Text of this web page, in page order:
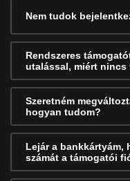
Nem tudok
Rendszeres
utalással, miért nincs
Szeretném
hogyan tudom?
Lejár a bankkártyám,
számát a támogatói